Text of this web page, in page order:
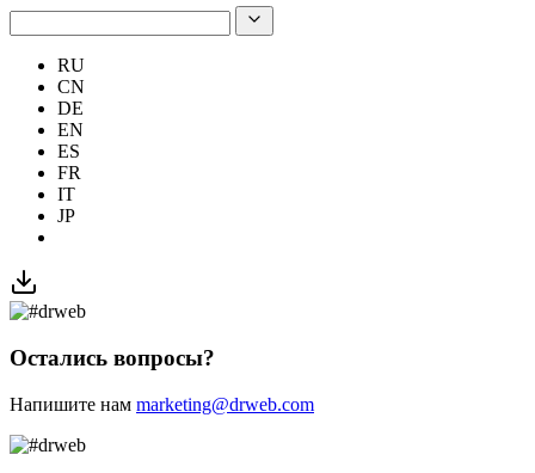
RU
CN
DE
EN
ES
FR
IT
JP
Остались вопросы?
Напишите нам marketing@drweb.com